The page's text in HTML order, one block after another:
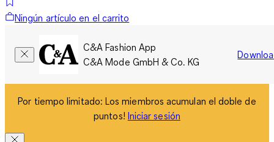
Ningún artículo en el carrito
C&A Fashion App
C&A Mode GmbH & Co. KG
Por tiempo limitado: Los miembros acumulan el doble de
puntos! Iniciar sesión